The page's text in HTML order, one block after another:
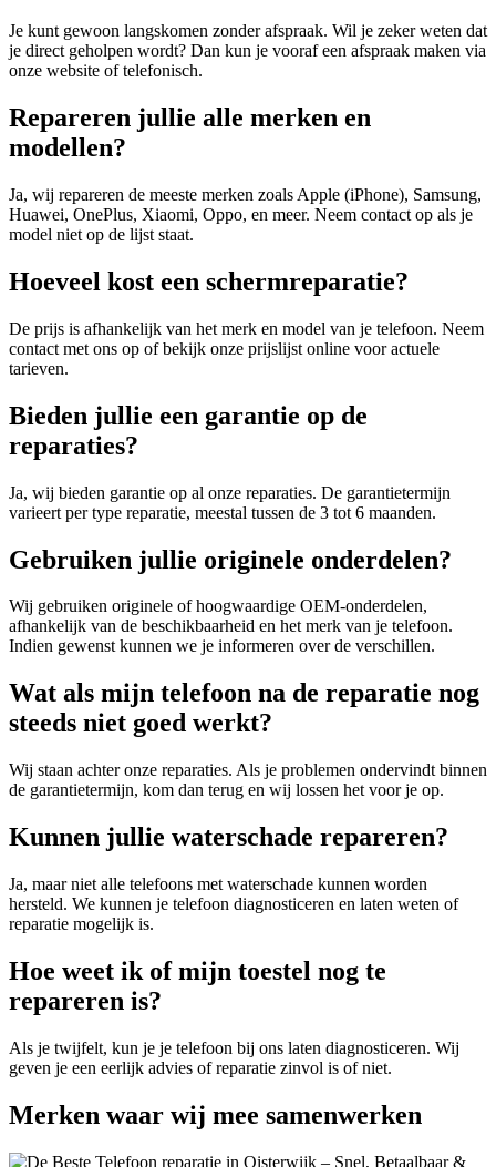
Je kunt gewoon langskomen zonder afspraak. Wil je zeker weten dat
je direct geholpen wordt? Dan kun je vooraf een afspraak maken via
onze website of telefonisch.
Repareren jullie alle merken en
modellen?
Ja, wij repareren de meeste merken zoals Apple (iPhone), Samsung,
Huawei, OnePlus, Xiaomi, Oppo, en meer. Neem contact op als je
model niet op de lijst staat.
Hoeveel kost een schermreparatie?
De prijs is afhankelijk van het merk en model van je telefoon. Neem
contact met ons op of bekijk onze prijslijst online voor actuele
tarieven.
Bieden jullie een garantie op de
reparaties?
Ja, wij bieden garantie op al onze reparaties. De garantietermijn
varieert per type reparatie, meestal tussen de 3 tot 6 maanden.
Gebruiken jullie originele onderdelen?
Wij gebruiken originele of hoogwaardige OEM-onderdelen,
afhankelijk van de beschikbaarheid en het merk van je telefoon.
Indien gewenst kunnen we je informeren over de verschillen.
Wat als mijn telefoon na de reparatie nog
steeds niet goed werkt?
Wij staan achter onze reparaties. Als je problemen ondervindt binnen
de garantietermijn, kom dan terug en wij lossen het voor je op.
Kunnen jullie waterschade repareren?
Ja, maar niet alle telefoons met waterschade kunnen worden
hersteld. We kunnen je telefoon diagnosticeren en laten weten of
reparatie mogelijk is.
Hoe weet ik of mijn toestel nog te
repareren is?
Als je twijfelt, kun je je telefoon bij ons laten diagnosticeren. Wij
geven je een eerlijk advies of reparatie zinvol is of niet.
Merken waar wij mee samenwerken